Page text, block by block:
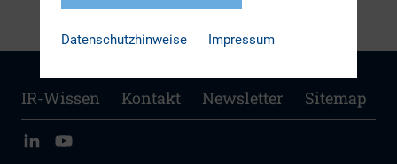
IR-Wissen Kontakt Newsletter Sitemap
Datenschutzhinweise Impressum